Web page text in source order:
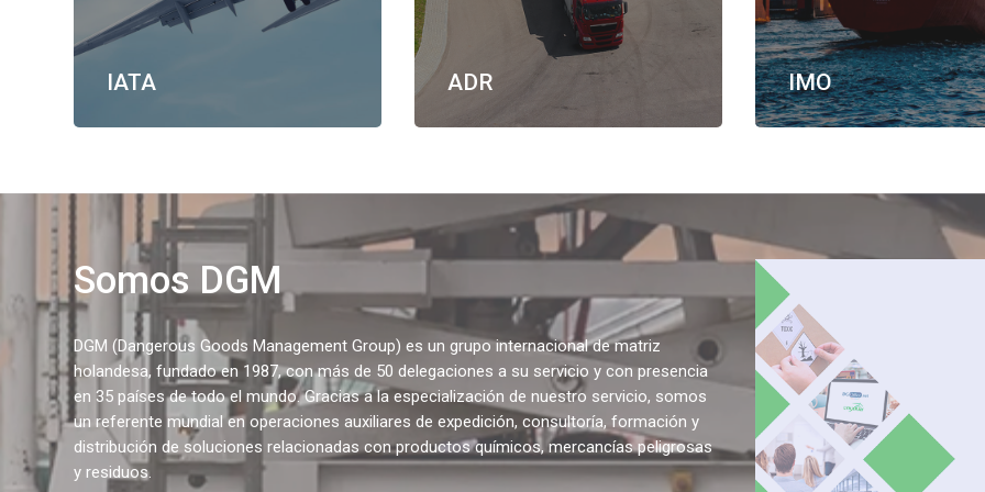
IATA ADR IMO
Somos DGM
DGM (Dangerous Goods Management Group) es un grupo internacional de matriz
holandesa, fundado en 1987, con más de 50 delegaciones a su servicio y con presencia
en 35 países de todo el mundo. Gracias a la especialización de nuestro servicio, somos
un referente mundial en operaciones auxiliares de expedición, consultoría, formación y
distribución de soluciones relacionadas con productos químicos, mercancías peligrosas
y residuos.